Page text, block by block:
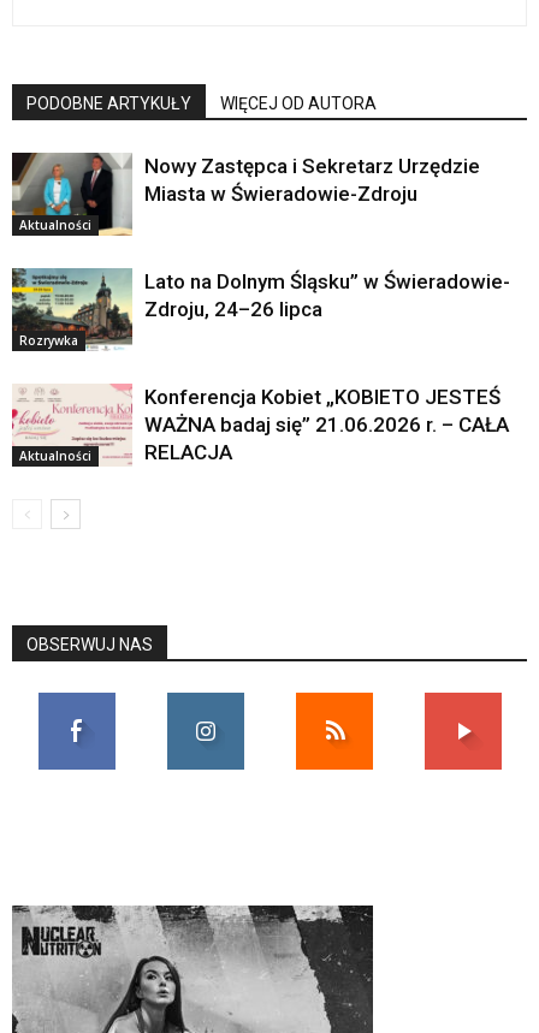
PODOBNE ARTYKUŁY WIĘCEJ OD AUTORA
Aktualności
Nowy Zastępca i Sekretarz Urzędzie
Miasta w Świeradowie-Zdroju
Rozrywka
Lato na Dolnym Śląsku” w Świeradowie-
Zdroju, 24–26 lipca
Aktualności
Konferencja Kobiet „KOBIETO JESTEŚ
WAŻNA badaj się” 21.06.2026 r. – CAŁA
RELACJA
OBSERWUJ NAS